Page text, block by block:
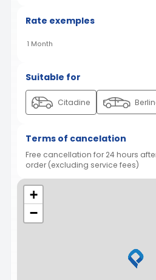
Rate exemples
1 Month
Suitable for
Citadine
Terms of cancelation
Free cancellation for 24 hours
order (excluding service fees)
+
−